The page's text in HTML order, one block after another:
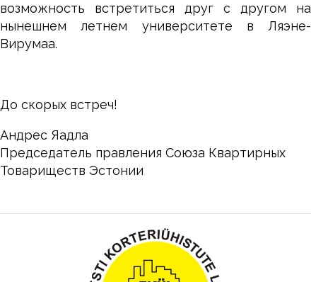
возможность встретиться друг с другом на
нынешнем летнем университете в Ляэне-
Вирумаа.
До скорых встреч!
Андрес Яадла
Председатель правления Союза Квартирных
Товариществ Эстонии